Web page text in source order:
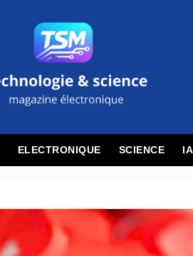
ELECTRONIQUE SCIENCE IA